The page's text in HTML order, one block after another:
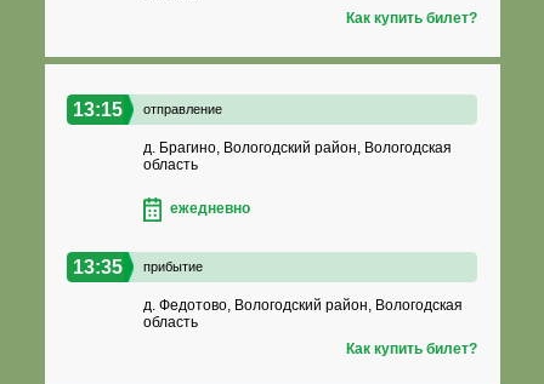
Как купить билет?
13:15 отправление
д. Брагино, Вологодский район, Вологодская
область
ежедневно
13:35 прибытие
д. Федотово, Вологодский район, Вологодская
область
Как купить билет?